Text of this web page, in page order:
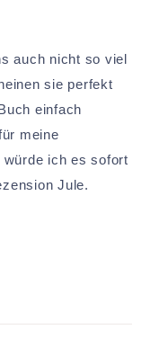
auch nicht so viel
sie perfekt
einfach
meine
ich es sofort
Jule.